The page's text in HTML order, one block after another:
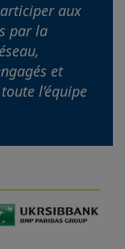
aux
par la
et
l’équipe